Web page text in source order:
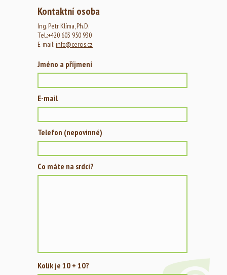
Kontaktní osoba
Ing. Petr Klíma, Ph.D.
Tel.:+420 603 950 930
E-mail:info@cercis.cz
Jméno a příjmení
E-mail
Telefon (nepovinné)
Co máte na srdci?
Kolik je 10 + 10?